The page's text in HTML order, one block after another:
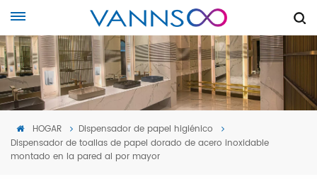
HOGAR
Dispensador de papel higiénico
Dispensador de toallas de papel dorado de acero inoxidable
montado en la pared al por mayor